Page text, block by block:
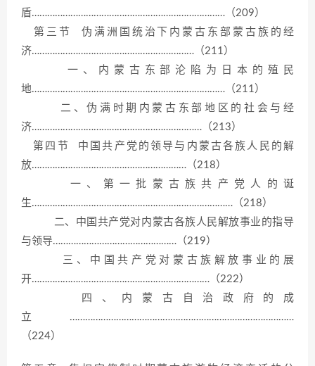
盾…………………………………………………………………（209）
第三节 伪满洲国统治下内蒙古东部蒙古族的经
济………………………………………………………（211）
一、内蒙古东部沦陷为日本的殖民
地…………………………………………………………………（211）
二、伪满时期内蒙古东部地区的社会与经
济…………………………………………………………（213）
第四节 中国共产党的领导与内蒙古各族人民的解
放……………………………………………………（218）
一、第一批蒙古族共产党人的诞
生……………………………………………………………………（218）
二、中国共产党对内蒙古各族人民解放事业的指导
与领导…………………………………………（219）
三、中国共产党对蒙古族解放事业的展
开……………………………………………………………（222）
四、内蒙古自治政府的成
立……………………………………………………………………………
（224）